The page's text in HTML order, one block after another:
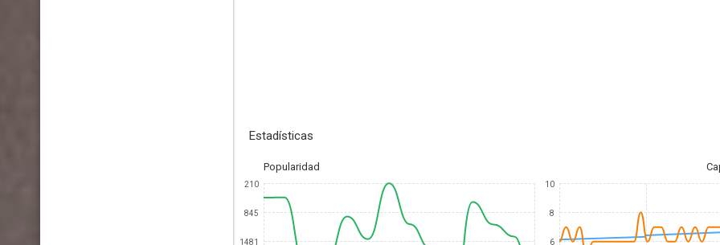
Estadísticas
Popularidad
210
845
1481
10
8
6